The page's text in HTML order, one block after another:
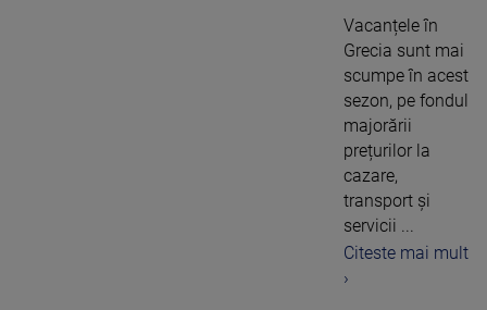
Vacanțele în
Grecia sunt mai
scumpe în acest
sezon, pe fondul
majorării
prețurilor la
cazare,
transport și
servicii ...
Citeste mai mult
›